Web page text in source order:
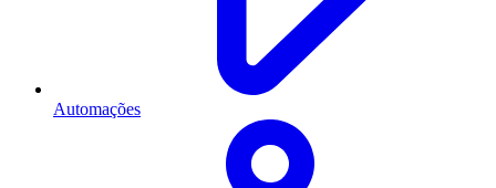
Automações